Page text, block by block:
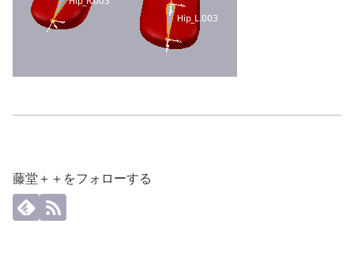
藤堂＋＋をフォローする